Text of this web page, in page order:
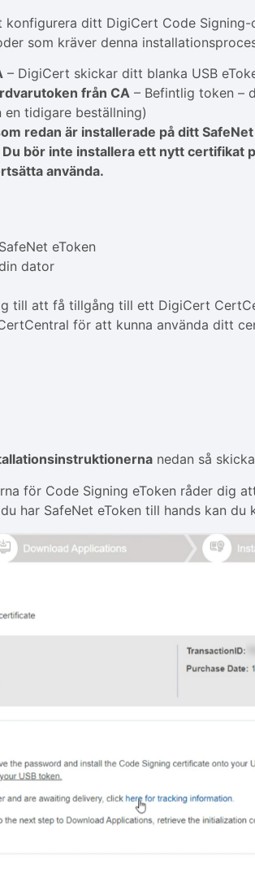
ditt DigiCert Code
som kräver denna
– DigiCert skickar ditt blanka USB
från CA – Befintlig token –
tidigare beställning)
redan är installerade på ditt
bör inte installera ett nytt certifikat
använda.
eToken
dator
till att få tillgång till ett DigiCert
för att kunna använda ditt
nedan så
för Code Signing eToken råder dig
har SafeNet eToken till hands kan du